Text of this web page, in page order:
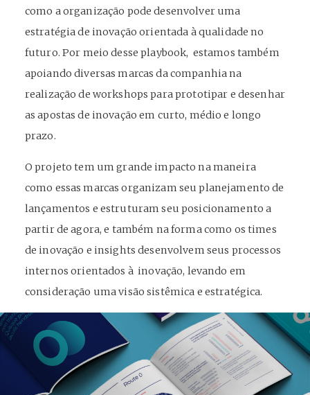
como a organização pode desenvolver uma
estratégia de inovação orientada à qualidade no
futuro. Por meio desse playbook, estamos também
apoiando diversas marcas da companhia na
realização de workshops para prototipar e desenhar
as apostas de inovação em curto, médio e longo
prazo.
O projeto tem um grande impacto na maneira
como essas marcas organizam seu planejamento de
lançamentos e estruturam seu posicionamento a
partir de agora, e também na forma como os times
de inovação e insights desenvolvem seus processos
internos orientados à inovação, levando em
consideração uma visão sistêmica e estratégica.